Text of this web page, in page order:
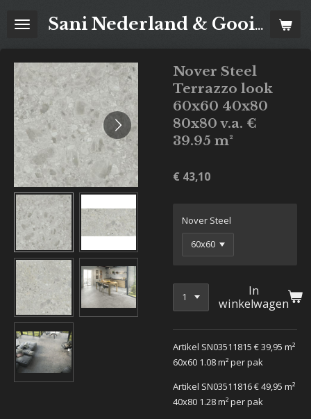
direct
hoofdinhoud
Sani Nederland & Goois Tegelhuis
Nover Steel
Terrazzo look
60x60 40x80
80x80 v.a. €
39.95 m²
€ 43,10
Nover Steel
In
winkelwagen
Artikel SN03511815 € 39,95 m²
60x60 1.08 m² per pak
Artikel SN03511816 € 49,95 m²
40x80 1.28 m² per pak